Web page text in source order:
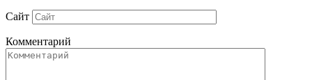
Сайт
Комментарий